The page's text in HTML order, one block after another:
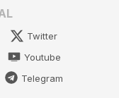
Twitter
Youtube
Telegram